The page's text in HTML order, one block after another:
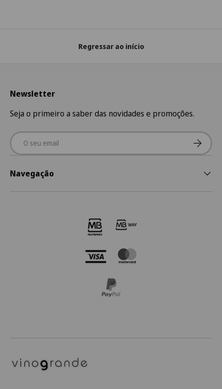
Regressar ao início
Newsletter
Seja o primeiro a saber das novidades e promoções.
Email
Navegação